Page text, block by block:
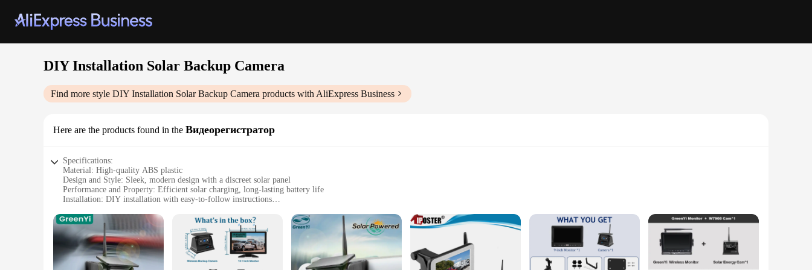
DIY Installation Solar Backup Camera
Find more style DIY Installation Solar Backup Camera products with AliExpress Business
Here are the products found in the Видеорегистратор
Specifications:
Material: High-quality ABS plastic
Design and Style: Sleek, modern design with a discreet solar panel
Performance and Property: Efficient solar charging, long-lasting battery life
Installation: DIY installation with easy-to-follow instructions
Weight: Lightweight for easy mounting
Features:
|Wholesale|Vendors|
**Enhanced Safety and Convenience**